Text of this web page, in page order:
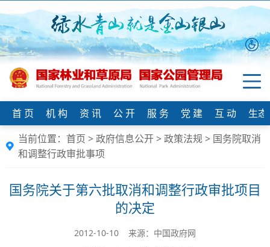
首 页 机 构 资 讯 公 开 服 务 党 建 互 动
生
当前位置： 首页 >政府信息公开>政策法规> 国务院取消
和调整行政审批事项
国务院关于第六批取消和调整行政审批项目
的决定
2012-10-10 来源：中国政府网